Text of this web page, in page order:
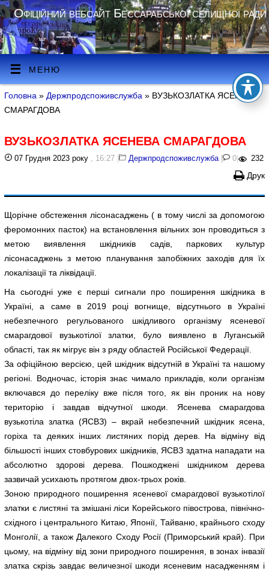
Офіційний вебсайт Бессарабської селищної ради
МЕНЮ
Головна » Держпродспоживслужба » ВУЗЬКОЗЛАТКА ЯСЕНЕВА
СМАРАГДОВА
ВУЗЬКОЗЛАТКА ЯСЕНЕВА СМАРАГДОВА
07 Грудня 2023 року , 16:27 | Держпродспоживслужба| 0 | 232
Друк
Щорічне обстеження лісонасаджень ( в тому числі за допомогою
феромонних пасток) на встановлення вільних зон проводиться з
метою виявлення шкідників садів, паркових культур
лісонасаджень з метою планування запобіжних заходів для їх
локалізації та ліквідації.
На сьогодні уже є перші сигнали про поширення шкідника в
Україні, а саме в 2019 році вогнище, відсутнього в Україні
небезпечного регульованого шкідливого організму ясеневої
смарагдової вузькотілої златки, було виявлено в Луганській
області, так як мігрує він з ряду областей Російської Федерації.
За офіційною версією, цей шкідник відсутній в Україні та нашому
регіоні. Водночас, історія знає чимало прикладів, коли організм
включався до переліку вже після того, як він проник на нову
територію і завдав відчутної шкоди. Ясенева смарагдова
вузькотіла златка (ЯСВЗ) – вкрай небезпечний шкідник ясена,
горіха та деяких інших листяних порід дерев. На відміну від
більшості інших стовбурових шкідників, ЯСВЗ здатна нападати на
абсолютно здорові дерева. Пошкоджені шкідником дерева
зазвичай усихають протягом двох-трьох років.
Зоною природного поширення ясеневої смарагдової вузькотілої
златки є листяні та змішані ліси Корейського півострова, північно-
східного і центрального Китаю, Японії, Тайваню, крайнього сходу
Монголії, а також Далекого Сходу Росії (Приморський край). При
цьому, на відміну від зони природного поширення, в зонах інвазії
златка скрізь завдає величезної шкоди ясеневим насадженням і